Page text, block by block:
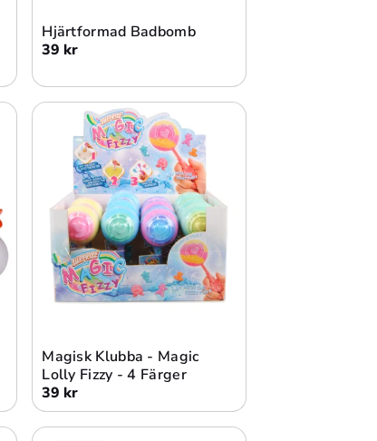
Hjärtformad Badbomb
39 kr
Magisk Klubba - Magic
Lolly Fizzy - 4 Färger
39 kr